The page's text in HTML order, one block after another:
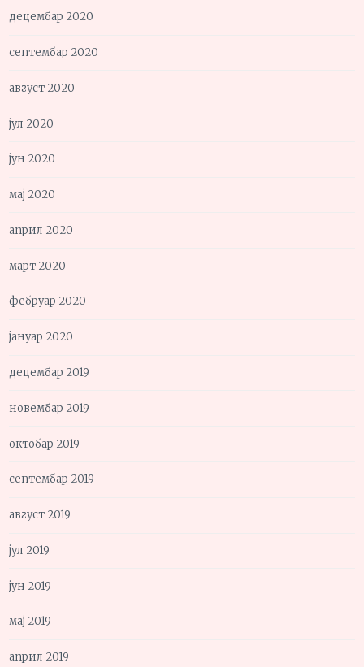
децембар 2020
септембар 2020
август 2020
јул 2020
јун 2020
мај 2020
април 2020
март 2020
фебруар 2020
јануар 2020
децембар 2019
новембар 2019
октобар 2019
септембар 2019
август 2019
јул 2019
јун 2019
мај 2019
април 2019